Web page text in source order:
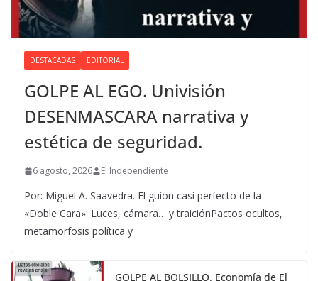
DESTACADAS EDITORIAL
GOLPE AL EGO. Univisión
DESENMASCARA narrativa y
estética de seguridad.
6 agosto, 2026 El Independiente
Por: Miguel A. Saavedra. El guion casi perfecto de la
«Doble Cara»: Luces, cámara… y traiciónPactos ocultos,
metamorfosis política y
GOLPE AL BOLSILLO. Economía de El